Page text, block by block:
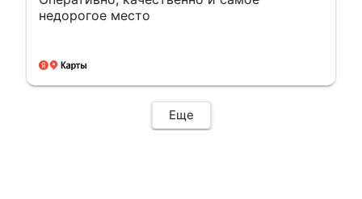
недорогое место
Еще